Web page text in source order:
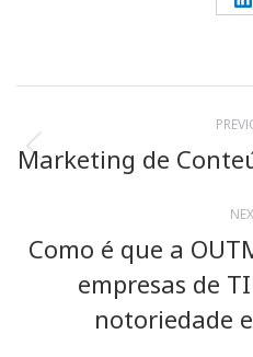
navigation
Marketing de
Como é que a
empresas de
notoriedade